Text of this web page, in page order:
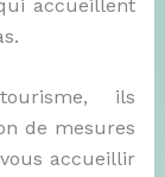
accueillent
ils
de mesures
accueillir